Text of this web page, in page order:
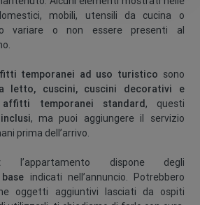
mobili, utensili da cucina o
variare o non essere presenti al
temporanei ad uso turistico sono
letto, cuscini, cuscini decorativi e
affitti temporanei standard, questi
, ma puoi aggiungere il servizio
prima dell’arrivo.
l’appartamento dispone degli
indicati nell’annuncio. Potrebbero
oggetti aggiuntivi lasciati da ospiti